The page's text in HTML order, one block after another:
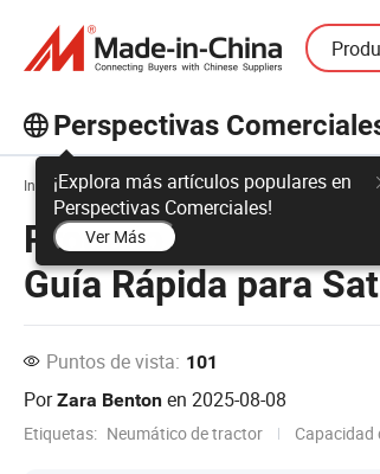
Perspectivas
¡Explora más artículos populares en
Perspectivas Comerciales!
Ver Más
Inicio Perspectivas Comerciales Inicio
Proceso de
Guía Rápida para
Puntos de vista: 101
PorZara Benton en 2025-08-08
Etiquetas: Neumático de tractor